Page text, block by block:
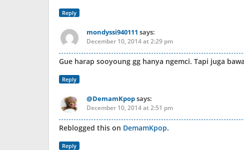
Reply
mondyssi940111 says:
December 10, 2014 at 2:29 pm
Gue harap sooyoung gg hanya ngemci. Tapi juga
Reply
@DemamKpopsays:
December 10, 2014 at 2:51 pm
Reblogged this on DemamKpop.
Reply